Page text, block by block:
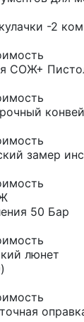
-2
СОЖ+
замер
50 Бар
люнет